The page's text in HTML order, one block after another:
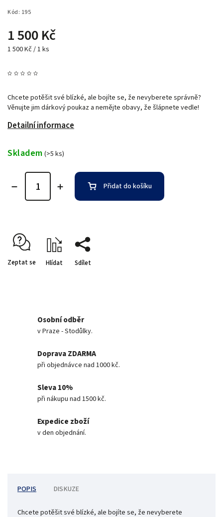
Kód: 195
1 500 Kč
1 500 Kč / 1 ks
Chcete potěšit své blízké, ale bojíte se, že nevyberete správně?
Věnujte jim dárkový poukaz a nemějte obavy, že šlápnete vedle!
Detailní informace
Skladem (>5 ks)
Přidat do košíku
Zeptat se Hlídat Sdílet
Osobní odběr
v Praze - Stodůlky.
Doprava ZDARMA
při objednávce nad 1000 kč.
Sleva 10%
při nákupu nad 1500 kč.
Expedice zboží
v den objednání.
POPIS DISKUZE
Chcete potěšit své blízké, ale bojíte se, že nevyberete